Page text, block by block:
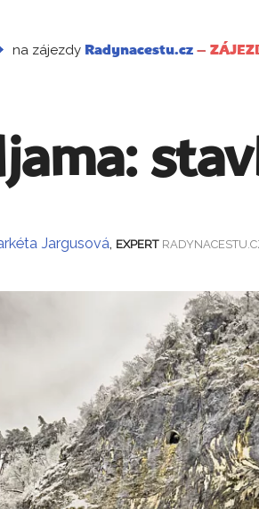
na zájezdy Radynacestu.cz –
Jargusová, EXPERT